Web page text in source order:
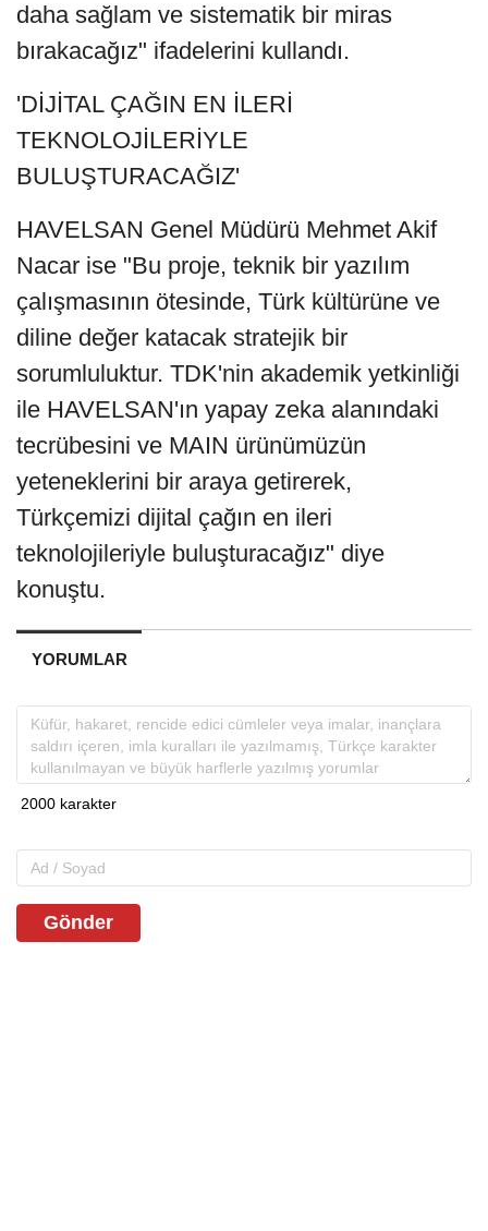
daha sağlam ve sistematik bir miras
bırakacağız" ifadelerini kullandı.
'DİJİTAL ÇAĞIN EN İLERİ
TEKNOLOJİLERİYLE
BULUŞTURACAĞIZ'
HAVELSAN Genel Müdürü Mehmet Akif
Nacar ise "Bu proje, teknik bir yazılım
çalışmasının ötesinde, Türk kültürüne ve
diline değer katacak stratejik bir
sorumluluktur. TDK'nin akademik yetkinliği
ile HAVELSAN'ın yapay zeka alanındaki
tecrübesini ve MAIN ürünümüzün
yeteneklerini bir araya getirerek,
Türkçemizi dijital çağın en ileri
teknolojileriyle buluşturacağız" diye
konuştu.
YORUMLAR
Gönder